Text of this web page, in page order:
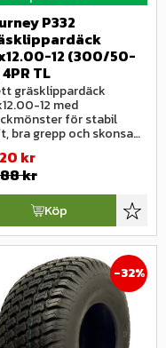
P332
12 (300/50-
4PR TL
gräsklippardäck
12 med
för stabil
bra grepp och skonsam
på grönytor.
kr
kr
Lägg
Köp
32%